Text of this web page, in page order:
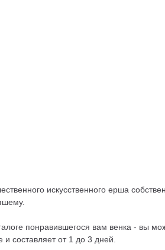
искусственного ерша
понравившегося вам венка - вы
составляет от 1 до 3 дней.